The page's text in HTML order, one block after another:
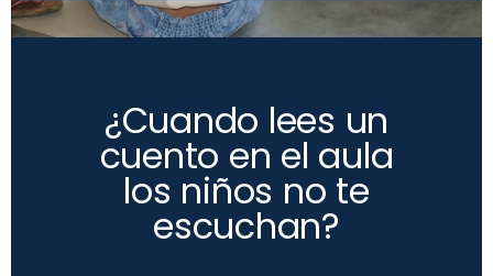
¿Cuando lees un
cuento en el aula
los niños no te
escuchan?